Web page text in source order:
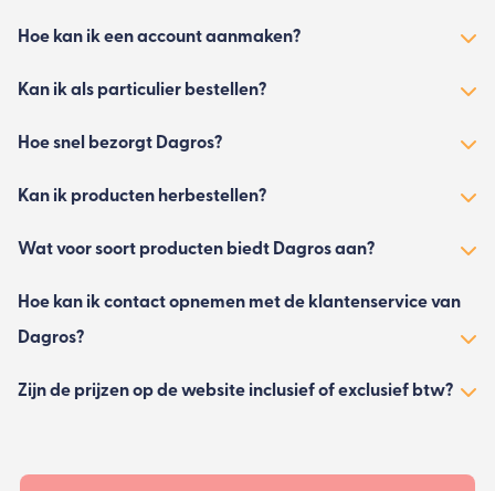
Hoe kan ik een account aanmaken?
Kan ik als particulier bestellen?
Hoe snel bezorgt Dagros?
Kan ik producten herbestellen?
Wat voor soort producten biedt Dagros aan?
Hoe kan ik contact opnemen met de klantenservice van
Dagros?
Zijn de prijzen op de website inclusief of exclusief btw?